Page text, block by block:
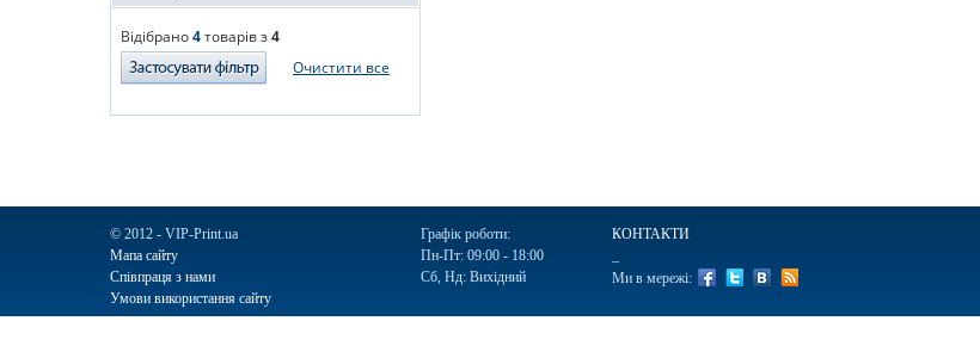
Відібрано4товарів з4
Очистити все
© 2012 - VIP-Print.ua
Мапа сайту
Співпраця з нами
Умови використання сайту
Графік роботи:
Пн-Пт: 09:00 - 18:00
Сб, Нд: Вихідний
КОНТАКТИ
Ми в мережі: